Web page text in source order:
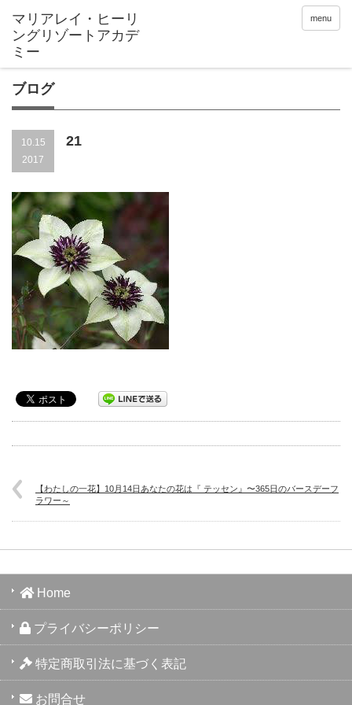
menu
ブログ
10.15
2017
21
【わたしの一花】10月14日あなたの花は『 テッセン』〜365日のバースデーフ
ラワー～
Home
プライバシーポリシー
特定商取引法に基づく表記
お問合せ